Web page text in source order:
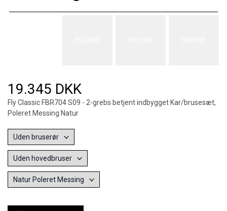
19.345 DKK
Fly Classic FBR704 S09 - 2-grebs betjent indbygget Kar/brusesæt,
Poleret Messing Natur